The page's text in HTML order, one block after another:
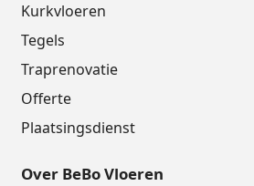
Kurkvloeren
Tegels
Traprenovatie
Offerte
Plaatsingsdienst
Over BeBo Vloeren